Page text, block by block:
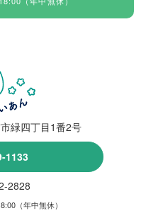
緑四丁目1番2号
1133
2828
（年中無休）